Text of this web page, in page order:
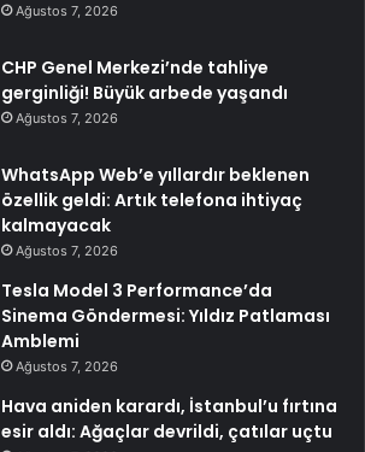
Ağustos 7, 2026
CHP Genel Merkezi’nde tahliye
gerginliği! Büyük arbede yaşandı
Ağustos 7, 2026
WhatsApp Web’e yıllardır beklenen
özellik geldi: Artık telefona ihtiyaç
kalmayacak
Ağustos 7, 2026
Tesla Model 3 Performance’da
Sinema Göndermesi: Yıldız Patlaması
Amblemi
Ağustos 7, 2026
Hava aniden karardı, İstanbul’u fırtına
esir aldı: Ağaçlar devrildi, çatılar uçtu